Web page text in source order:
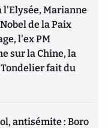
l'Elysée, Marianne
de la Paix
l'ex PM
sur la Chine, la
Tondelier fait du
antisémite : Boro